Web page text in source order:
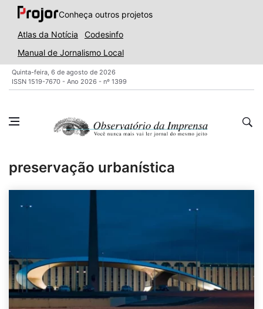
Conheça outros projetos
Atlas da Notícia
Codesinfo
Manual de Jornalismo Local
Quinta-feira, 6 de agosto de 2026
ISSN 1519-7670 - Ano 2026 - nº 1399
preservação urbanística